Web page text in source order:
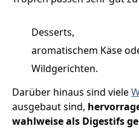
Desserts,
aromatischem Käse
Wildgerichten.
Darüber hinaus sind viele
ausgebaut sind,
wahlweise als Digestifs